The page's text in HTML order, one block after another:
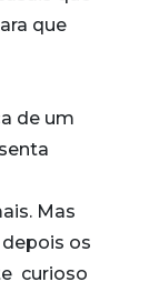
que
de um
Mas
os
curioso